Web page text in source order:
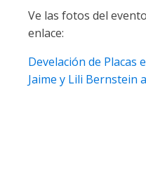
Ve las fotos del
enlace:
Develación de Placas
Jaime y Lili Bernstein